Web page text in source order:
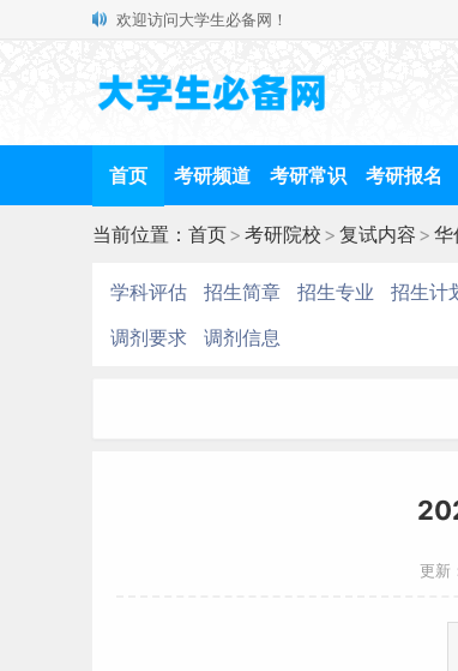
欢迎访问大学生必备网！
首页 考研频道 考研常识 考研报名
当前位置： 首页> 考研院校 > 复试内容 > 华
学科评估 招生简章 招生专业 招生计
调剂要求
调剂信息
更新